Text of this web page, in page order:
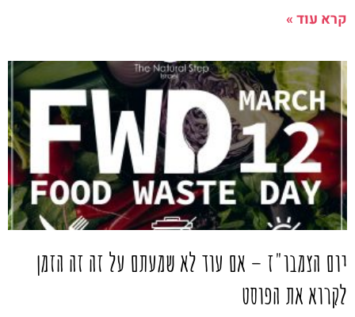
קרא עוד »
יום הצמבו"ז – אם עוד לא שמעתם על זה זה הזמן
לקרוא את הפוסט